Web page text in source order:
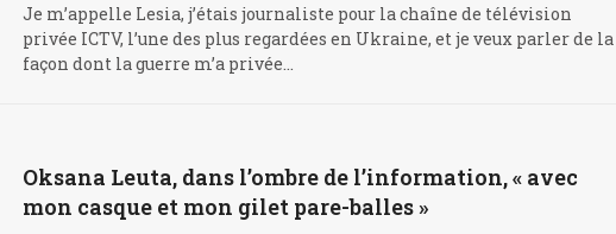
Je m’appelle Lesia, j’étais journaliste pour la chaîne de télévision
privée ICTV, l’une des plus regardées en Ukraine, et je veux parler de la
façon dont la guerre m’a privée…
Oksana Leuta, dans l’ombre de l’information, « avec
mon casque et mon gilet pare-balles »